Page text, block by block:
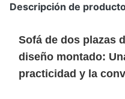
Descripción de
Sofá de dos plazas
diseño montado:
practicidad y la